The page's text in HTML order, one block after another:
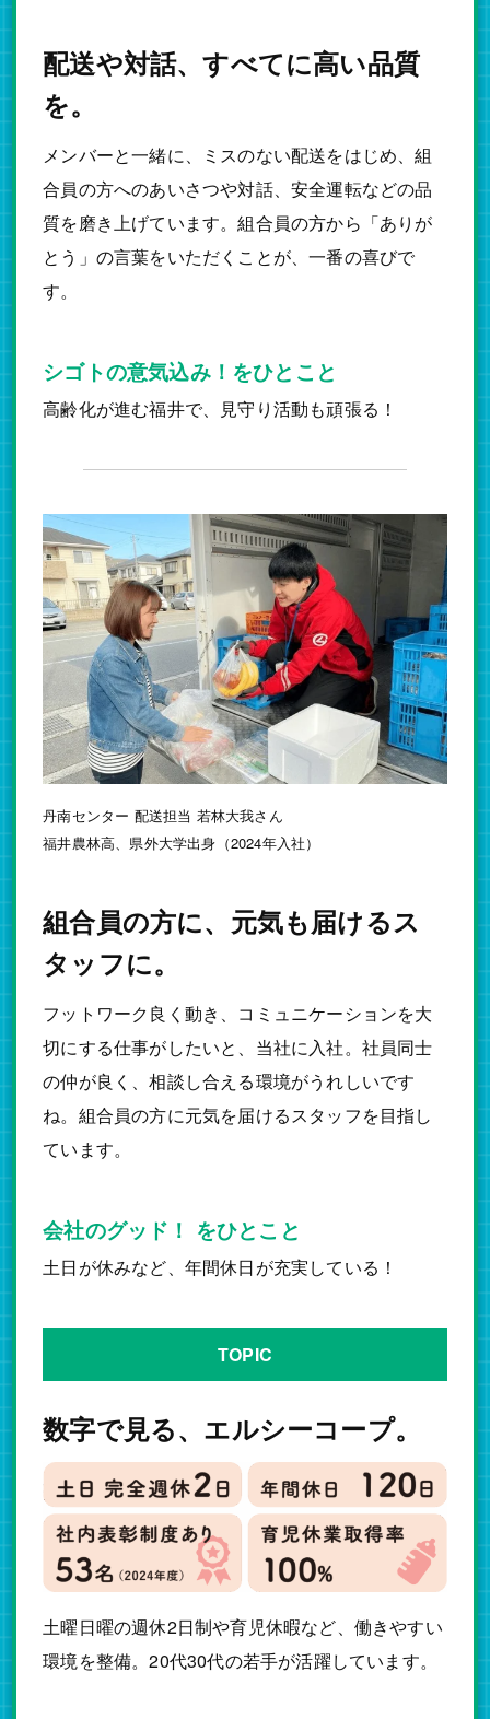
配送や対話、すべてに高い品質
を。
メンバーと一緒に、ミスのない配送をはじめ、組
合員の方へのあいさつや対話、安全運転などの品
質を磨き上げています。組合員の方から「ありが
とう」の言葉をいただくことが、一番の喜びで
す。
シゴトの意気込み！をひとこと
高齢化が進む福井で、見守り活動も頑張る！
丹南センター 配送担当 若林大我さん
福井農林高、県外大学出身（2024年入社）
組合員の方に、元気も届けるス
タッフに。
フットワーク良く動き、コミュニケーションを大
切にする仕事がしたいと、当社に入社。社員同士
の仲が良く、相談し合える環境がうれしいです
ね。組合員の方に元気を届けるスタッフを目指し
ています。
会社のグッド！ をひとこと
土日が休みなど、年間休日が充実している！
TOPIC
数字で見る、エルシーコープ。
土曜日曜の週休2日制や育児休暇など、働きやすい
環境を整備。20代30代の若手が活躍しています。